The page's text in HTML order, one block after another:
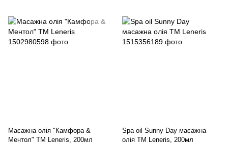
Масажна олія "Камфора &
Ментол" TM Leneris, 200мл
Spa oil Sunny Day масажна
олія TM Leneris, 200мл